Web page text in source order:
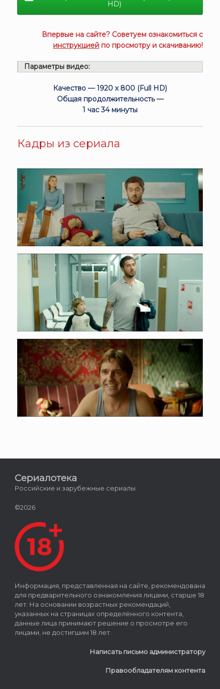
HD)
Впервые на сайте? Советуем ознакомиться с
инструкцией по просмотру и скачиванию!
Параметры видео:
Качество — 1920 x 800 (Full HD)
Общая продолжительность —
1 час 34 минуты
Кадры из сериала
Сериалотека
Российские и зарубежные сериалы
©2026
Информация, представленная на сайте, рекомендована
для предварительного ознакомления лицами, старше 18
лет. На основании возрастных рекомендаций,
указанных на страницах определённого контента,
данные лица принимают решение о просмотре его
лицами, не достигшим 18 лет.
Написать письмо администратору
Правообладателям контента